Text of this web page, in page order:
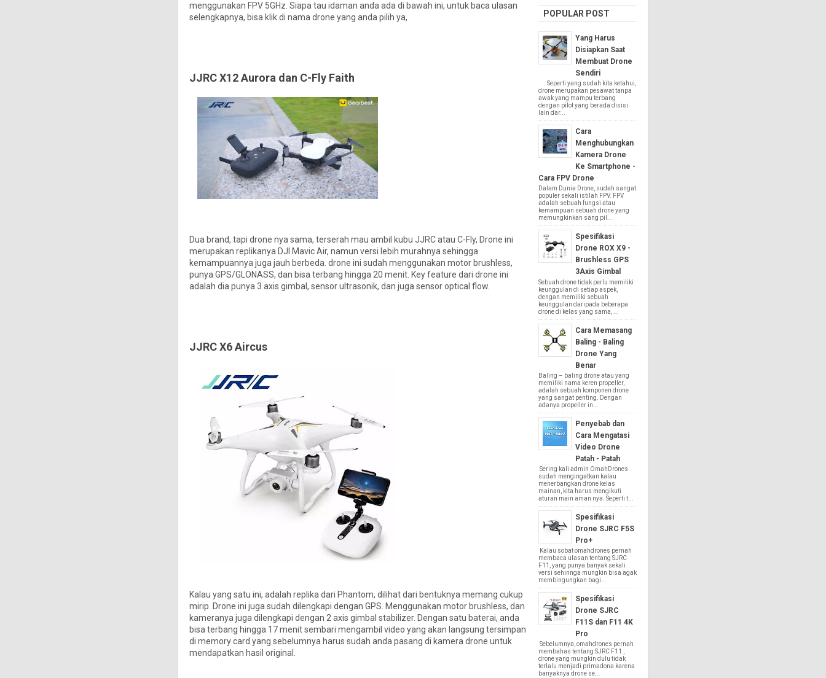
menggunakan FPV 5GHz. Siapa tau idaman anda ada di bawah ini, untuk baca ulasan
selengkapnya, bisa klik di nama drone yang anda pilih ya,
JJRC X12 Aurora dan C-Fly Faith
Dua brand, tapi drone nya sama, terserah mau ambil kubu JJRC atau C-Fly, Drone ini
merupakan replikanya DJI Mavic Air, namun versi lebih murahnya sehingga
kemampuannya juga jauh berbeda. drone ini sudah menggunakan motor brushless,
punya GPS/GLONASS, dan bisa terbang hingga 20 menit. Key feature dari drone ini
adalah dia punya 3 axis gimbal, sensor ultrasonik, dan juga sensor optical flow.
JJRC X6 Aircus
Kalau yang satu ini, adalah replika dari Phantom, dilihat dari bentuknya memang cukup
mirip. Drone ini juga sudah dilengkapi dengan GPS. Menggunakan motor brushless, dan
kameranya juga dilengkapi dengan 2 axis gimbal stabilizer. Dengan satu baterai, anda
bisa terbang hingga 17 menit sembari mengambil video yang akan langsung tersimpan
di memory card yang sebelumnya harus sudah anda pasang di kamera drone untuk
mendapatkan hasil original.
POPULAR POST
Yang Harus
Disiapkan Saat
Membuat Drone
Sendiri
Seperti yang sudah kita ketahui,
drone merupakan pesawat tanpa
awak yang mampu terbang
dengan pilot yang berada disisi
lain dar...
Cara
Menghubungkan
Kamera Drone
Ke Smartphone -
Cara FPV Drone
Dalam Dunia Drone, sudah sangat
populer sekali istilah FPV. FPV
adalah sebuah fungsi atau
kemampuan sebuah drone yang
memungkinkan sang pil...
Spesifikasi
Drone ROX X9 -
Brushless GPS
3Axis Gimbal
Sebuah drone tidak perlu memiliki
keunggulan di setiap aspek,
dengan memiliki sebuah
keunggulan daripada beberapa
drone di kelas yang sama, ...
Cara Memasang
Baling - Baling
Drone Yang
Benar
Baling – baling drone atau yang
memiliki nama keren propeller,
adalah sebuah komponen drone
yang sangat penting. Dengan
adanya propeller in...
Penyebab dan
Cara Mengatasi
Video Drone
Patah - Patah
Sering kali admin OmahDrones
sudah mengingatkan kalau
menerbangkan drone kelas
mainan, kita harus mengikuti
aturan main aman nya. Seperti t...
Spesifikasi
Drone SJRC F5S
Pro+
Kalau sobat omahdrones pernah
membaca ulasan tentang SJRC
F11, yang punya banyak sekali
versi sehinnga mungkin bisa agak
membingungkan bagi...
Spesifikasi
Drone SJRC
F11S dan F11 4K
Pro
Sebelumnya, omahdrones pernah
membahas tentang SJRC F11 ,
drone yang mungkin dulu tidak
terlalu menjadi primadona karena
banyaknya drone se...